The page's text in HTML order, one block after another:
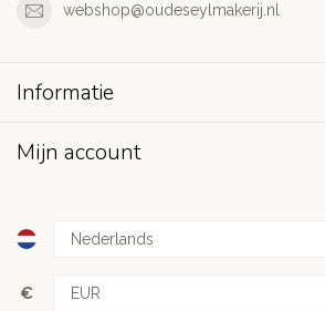
webshop@oudeseylmakerij.nl
Informatie
Mijn account
€